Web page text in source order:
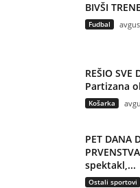
BIVŠI
Fudbal
REŠIO
Partizana
Košarka
PET DANA
spektakl,...
Ostali sportovi